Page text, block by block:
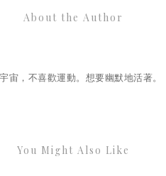
About the Author
宙，不喜歡運動。想要幽默地活著。
You Might Also Like